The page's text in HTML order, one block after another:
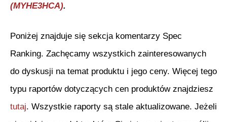
(MYHE3HCA).
Poniżej znajduje się sekcja komentarzy Spec
Ranking. Zachęcamy wszystkich zainteresowanych
do dyskusji na temat produktu i jego ceny. Więcej tego
typu raportów dotyczących cen produktów znajdziesz
tutaj. Wszystkie raporty są stale aktualizowane. Jeżeli